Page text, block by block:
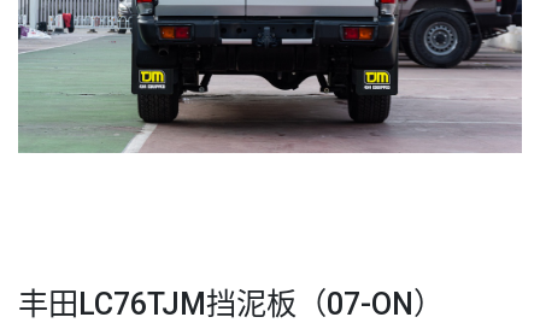
丰田LC76TJM挡泥板（07-ON）